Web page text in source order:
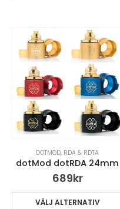
DOTMOD, RDA & RDTA
dotMod dotRDA 24mm
689kr
VÄLJ ALTERNATIV